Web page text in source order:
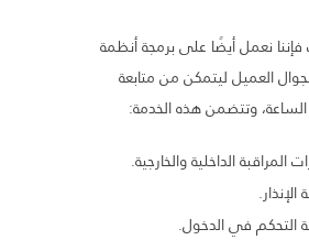
فإننا نعمل أيضًا على برمجة أنظمة
العميل ليتمكن من متابعة
وتتضمن هذه الخدمة:
المراقبة الداخلية والخارجية.
التحكم في الدخول.